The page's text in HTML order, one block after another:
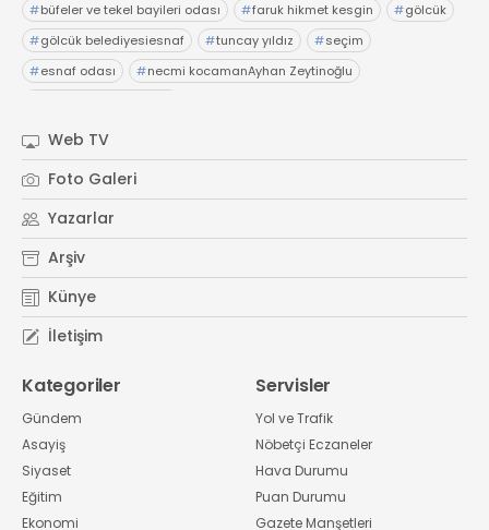
#büfeler ve tekel bayileri odası #faruk hikmet kesgin #gölcük
#gölcük belediyesiesnaf #tuncay yıldız #seçim
#esnaf odası #necmi kocamanAyhan Zeytinoğlu
Web TV
Foto Galeri
Yazarlar
Arşiv
Künye
İletişim
Kategoriler
Gündem
Asayiş
Siyaset
Eğitim
Ekonomi
Servisler
Yol ve Trafik
Nöbetçi Eczaneler
Hava Durumu
Puan Durumu
Gazete Manşetleri